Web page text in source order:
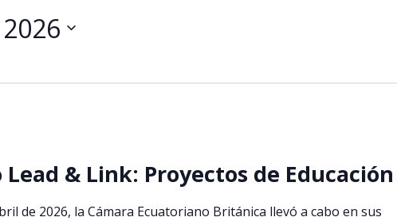
Lead & Link: Proyectos de Educación
de 2026, la Cámara Ecuatoriano Británica llevó a cabo en sus